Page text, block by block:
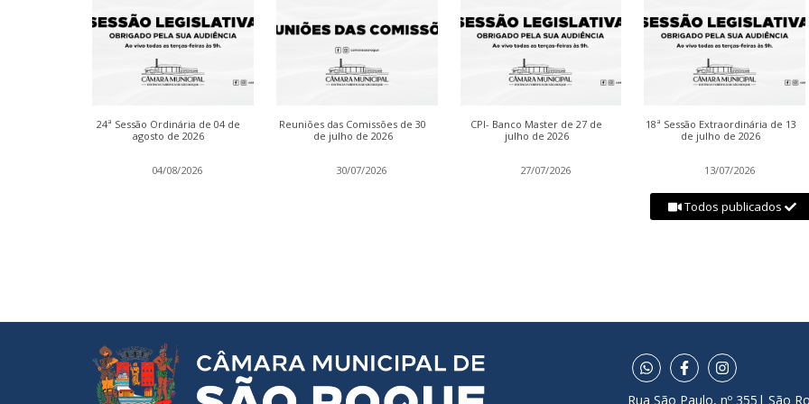
24ª Sessão Ordinária de 04 de
agosto de 2026
04/08/2026
Reuniões das Comissões de 30
de julho de 2026
30/07/2026
CPI- Banco Master de 27 de
julho de 2026
27/07/2026
18ª Sessão Extraordinária de 13
de julho de 2026
13/07/2026
Todos publicados
Rua São Paulo, nº 355| São